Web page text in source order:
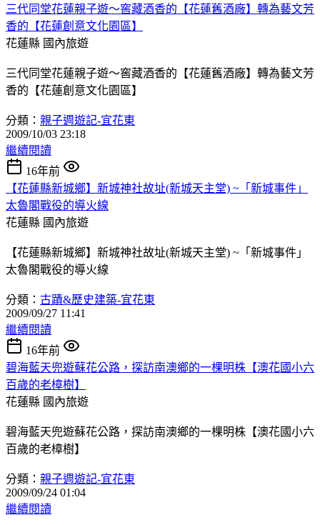
三代同堂花蓮親子遊～窖藏酒香的【花蓮舊酒廠】轉為藝文芳
香的【花蓮創意文化園區】
花蓮縣 國內旅遊
三代同堂花蓮親子遊～窖藏酒香的【花蓮舊酒廠】轉為藝文芳
香的【花蓮創意文化園區】
分類： 親子週遊記-宜花東
2009/10/03 23:18
繼續閱讀
16年前
【花蓮縣新城鄉】新城神社故址(新城天主堂) ~「新城事件」
太魯閣戰役的導火線
花蓮縣 國內旅遊
【花蓮縣新城鄉】新城神社故址(新城天主堂) ~「新城事件」
太魯閣戰役的導火線
分類： 古蹟&歷史建築-宜花東
2009/09/27 11:41
繼續閱讀
16年前
碧海藍天兜遊蘇花公路，探訪南澳鄉的一棵明株【澳花國小六
百歲的老樟樹】
花蓮縣 國內旅遊
碧海藍天兜遊蘇花公路，探訪南澳鄉的一棵明株【澳花國小六
百歲的老樟樹】
分類： 親子週遊記-宜花東
2009/09/24 01:04
繼續閱讀